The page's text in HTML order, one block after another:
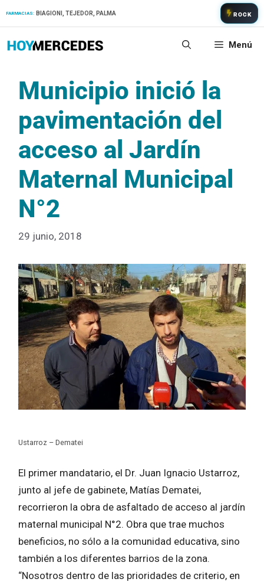
FARMACIAS: BIAGIONI, TEJEDOR, PALMA ROCK
Menú
Municipio inició la
pavimentación del
acceso al Jardín
Maternal Municipal
N°2
29 junio, 2018
Ustarroz – Dematei
El primer mandatario, el Dr. Juan Ignacio Ustarroz,
junto al jefe de gabinete, Matías Dematei,
recorrieron la obra de asfaltado de acceso al jardín
maternal municipal N°2. Obra que trae muchos
beneficios, no sólo a la comunidad educativa, sino
también a los diferentes barrios de la zona.
“Nosotros dentro de las prioridades de criterio, en